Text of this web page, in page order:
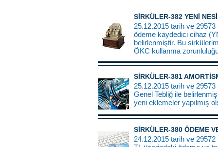
SİRKÜLER-382 YENİ
25.12.2015 tarih ve 29573
ödeme kaydedici cihaz
belirlenmiştir. Bu
ÖKC kullanma
SİRKÜLER-381
25.12.2015 tarih ve 29573
Genel Tebliğ ile
yeni eklemeler yapılmış
SİRKÜLER-380 ÖDEME
24.12.2015 tarih ve 29572